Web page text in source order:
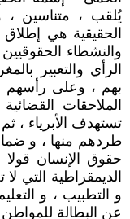
يُلقب ، متناسين ،
الحقيقية هي
والنشطاء
الرأي والتعبير
بهم ، وعلى رأسهم
الملاحقات
تستهدف الأبرياء ،
طردهم منها ، و
حقوق الإنسان قولا
الديمقراطية التي
و التطبيب ، و
عن البطالة